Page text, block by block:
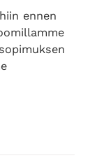
ennen